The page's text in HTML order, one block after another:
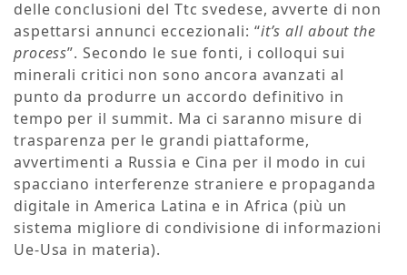
delle conclusioni del Ttc svedese, avverte di non
aspettarsi annunci eccezionali: “it’s all about the
process”. Secondo le sue fonti, i colloqui sui
minerali critici non sono ancora avanzati al
punto da produrre un accordo definitivo in
tempo per il summit. Ma ci saranno misure di
trasparenza per le grandi piattaforme,
avvertimenti a Russia e Cina per il modo in cui
spacciano interferenze straniere e propaganda
digitale in America Latina e in Africa (più un
sistema migliore di condivisione di informazioni
Ue-Usa in materia).